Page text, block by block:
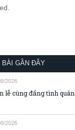
BÀI GẦN ĐÂY
2026
lễ cùng đấng tình quân
2026